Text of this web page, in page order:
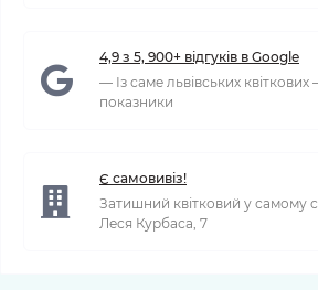
4,9 з 5, 900+ відгуків в Google
— Із саме львівських квіткових
показники
Є самовивіз!
Затишний квітковий у самому
Леся Курбаса, 7